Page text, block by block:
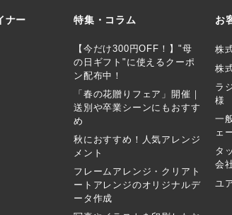
ナー 特集・コラム
【今だけ300円OFF！】"母
の日ギフト"に使えるクーポ
ン配布中！
「春の花贈りフェア」開催｜
送別や卒業シーンにもおすす
め
秋におすすめ！人気アレンジ
メント
フレームアレンジ・クリアト
ートアレンジのオリジナルデ
ータ作成
お
株
株
ラ
様
一
ェ
タ
会
ユ